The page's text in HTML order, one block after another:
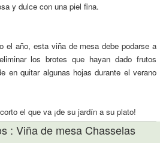
y dulce con una piel fina.
el año, esta viña de mesa debe podarse a
los brotes que hayan dado frutos
en quitar algunas hojas durante el verano
el que va ¡de su jardín a su plato!
: Viña de mesa Chasselas